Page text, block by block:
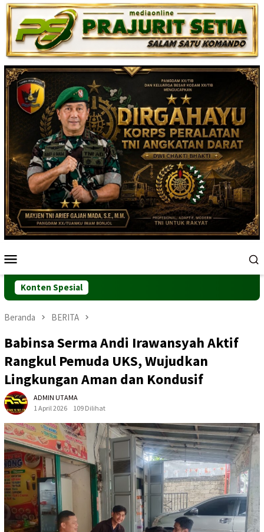
Loncat
ke
konten
Mobile
Konten Spesial
Beranda BERITA
Babinsa Serma Andi Irawansyah Aktif
Rangkul Pemuda UKS, Wujudkan
Lingkungan Aman dan Kondusif
ADMIN UTAMA
1 April 2026
109 Dilihat